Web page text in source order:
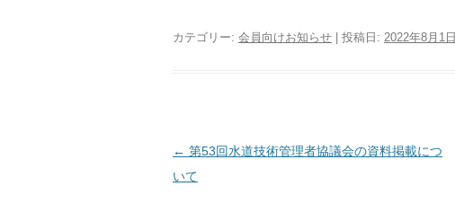
カテゴリー: 会員向けお知らせ | 投稿日: 2022年8月1日
投
稿
← 第53回水道技術管理者協議会の資料掲載につ
いて